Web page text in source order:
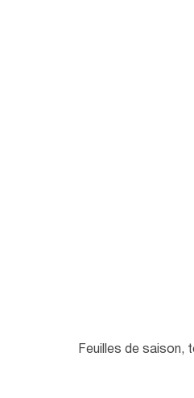
Feuilles de saison,